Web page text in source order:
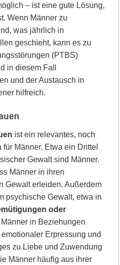
– ist eine gute Lösung,
Wenn Männer zu
was jährlich in
geschieht, kann es zu
(PTBS)
in diesem Fall
und der Austausch in
hilfreich.
ist ein relevantes, noch
Männer. Etwa ein Drittel
Gewalt sind Männer.
Männer in ihren
Gewalt erleiden. Außerdem
psychische Gewalt, etwa in
oder
in Beziehungen
Erpressung und
zu Liebe und Zuwendung
Männer häufig aus ihrer